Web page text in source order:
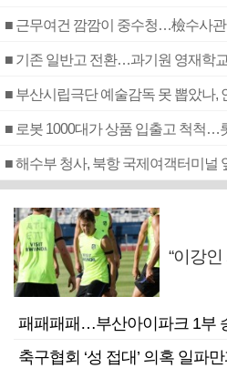
■ 근무여건 깜깜이 중수청…檢수사
■ 기존 일반고 전환…과기원 영재학
■ 부산시립극단 예술감독 못 뽑았나,
■ 로봇 1000대가 상품 입출고 척척…
■ 해수부 청사, 북항 국제여객터미널
“이강
패패패패…부산아이파크 1부
축구협회 ‘성 접대’ 의혹 일파